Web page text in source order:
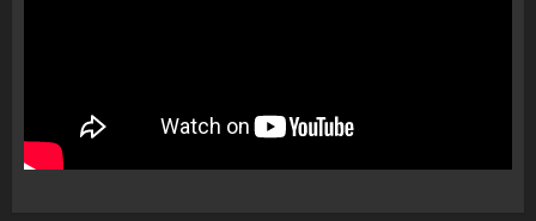
1
“bosen” Joana Nano për
abuzim me fondet publike dhe
pasuri të pajustifikuar